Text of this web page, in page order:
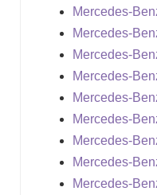
Mercedes-
Mercedes-
Mercedes-
Mercedes-
Mercedes-
Mercedes-
Mercedes-
Mercedes-
Mercedes-